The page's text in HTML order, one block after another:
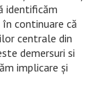
identificăm
continuare că
centrale din
demersuri si
implicare și